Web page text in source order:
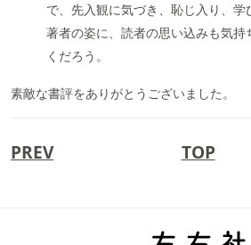
で、先入観に気づき、恥じ入り、学
著者の姿に、読者の思い込みも気持
くだろう。
素敵な書評をありがとうございました。
PREV TOP